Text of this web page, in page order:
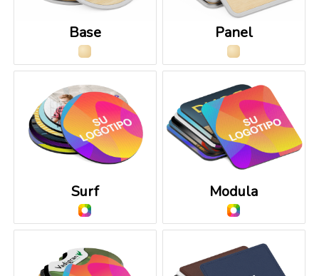
Base Panel
Surf Modula